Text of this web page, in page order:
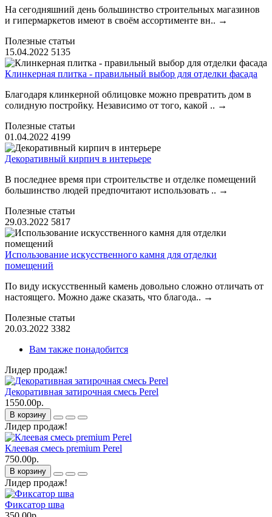
На сегодняшний день большинство строительных магазинов
и гипермаркетов имеют в своём ассортименте вн.. →
Полезные статьи
15.04.2022 5135
Клинкерная плитка - правильный выбор для отделки фасада
Благодаря клинкерной облицовке можно превратить дом в
солидную постройку. Независимо от того, какой .. →
Полезные статьи
01.04.2022 4199
Декоративный кирпич в интерьере
В последнее время при строительстве и отделке помещений
большинство людей предпочитают использовать .. →
Полезные статьи
29.03.2022 5817
Использование искусственного камня для отделки
помещений
По виду искусственный камень довольно сложно отличать от
настоящего. Можно даже сказать, что благода.. →
Полезные статьи
20.03.2022 3382
Вам также понадобится
Лидер продаж!
Декоративная затирочная смесь Perel
1550.00р.
В корзину
Лидер продаж!
Клеевая смесь premium Perel
750.00р.
В корзину
Лидер продаж!
Фиксатор шва